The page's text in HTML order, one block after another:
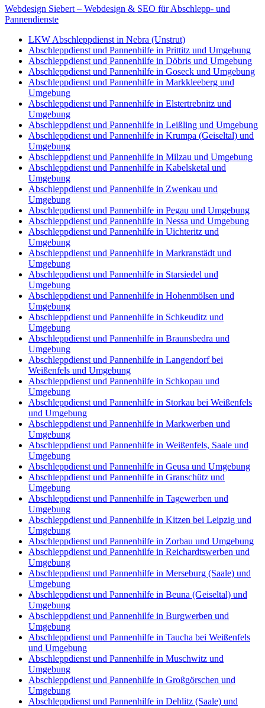
Webdesign Siebert – Webdesign & SEO für Abschlepp- und
Pannendienste
LKW Abschleppdienst in Nebra (Unstrut)
Abschleppdienst und Pannenhilfe in Prittitz und Umgebung
Abschleppdienst und Pannenhilfe in Döbris und Umgebung
Abschleppdienst und Pannenhilfe in Goseck und Umgebung
Abschleppdienst und Pannenhilfe in Markkleeberg und
Umgebung
Abschleppdienst und Pannenhilfe in Elstertrebnitz und
Umgebung
Abschleppdienst und Pannenhilfe in Leißling und Umgebung
Abschleppdienst und Pannenhilfe in Krumpa (Geiseltal) und
Umgebung
Abschleppdienst und Pannenhilfe in Milzau und Umgebung
Abschleppdienst und Pannenhilfe in Kabelsketal und
Umgebung
Abschleppdienst und Pannenhilfe in Zwenkau und
Umgebung
Abschleppdienst und Pannenhilfe in Pegau und Umgebung
Abschleppdienst und Pannenhilfe in Nessa und Umgebung
Abschleppdienst und Pannenhilfe in Uichteritz und
Umgebung
Abschleppdienst und Pannenhilfe in Markranstädt und
Umgebung
Abschleppdienst und Pannenhilfe in Starsiedel und
Umgebung
Abschleppdienst und Pannenhilfe in Hohenmölsen und
Umgebung
Abschleppdienst und Pannenhilfe in Schkeuditz und
Umgebung
Abschleppdienst und Pannenhilfe in Braunsbedra und
Umgebung
Abschleppdienst und Pannenhilfe in Langendorf bei
Weißenfels und Umgebung
Abschleppdienst und Pannenhilfe in Schkopau und
Umgebung
Abschleppdienst und Pannenhilfe in Storkau bei Weißenfels
und Umgebung
Abschleppdienst und Pannenhilfe in Markwerben und
Umgebung
Abschleppdienst und Pannenhilfe in Weißenfels, Saale und
Umgebung
Abschleppdienst und Pannenhilfe in Geusa und Umgebung
Abschleppdienst und Pannenhilfe in Granschütz und
Umgebung
Abschleppdienst und Pannenhilfe in Tagewerben und
Umgebung
Abschleppdienst und Pannenhilfe in Kitzen bei Leipzig und
Umgebung
Abschleppdienst und Pannenhilfe in Zorbau und Umgebung
Abschleppdienst und Pannenhilfe in Reichardtswerben und
Umgebung
Abschleppdienst und Pannenhilfe in Merseburg (Saale) und
Umgebung
Abschleppdienst und Pannenhilfe in Beuna (Geiseltal) und
Umgebung
Abschleppdienst und Pannenhilfe in Burgwerben und
Umgebung
Abschleppdienst und Pannenhilfe in Taucha bei Weißenfels
und Umgebung
Abschleppdienst und Pannenhilfe in Muschwitz und
Umgebung
Abschleppdienst und Pannenhilfe in Großgörschen und
Umgebung
Abschleppdienst und Pannenhilfe in Dehlitz (Saale) und